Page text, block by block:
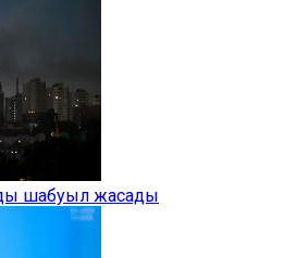
шабуыл жасады